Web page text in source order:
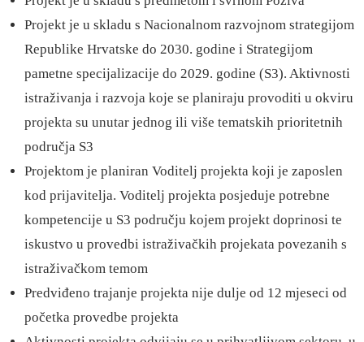
Projekt je u skladu s Nacionalnom razvojnom strategijom
Republike Hrvatske do 2030. godine i Strategijom
pametne specijalizacije do 2029. godine (S3). Aktivnosti
istraživanja i razvoja koje se planiraju provoditi u okviru
projekta su unutar jednog ili više tematskih prioritetnih
područja S3
Projektom je planiran Voditelj projekta koji je zaposlen
kod prijavitelja. Voditelj projekta posjeduje potrebne
kompetencije u S3 području kojem projekt doprinosi te
iskustvo u provedbi istraživačkih projekata povezanih s
istraživačkom temom
Predviđeno trajanje projekta nije dulje od 12 mjeseci od
početka provedbe projekta